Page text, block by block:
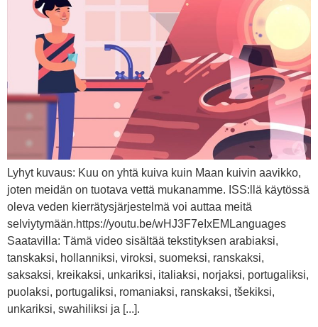
Lyhyt kuvaus: Kuu on yhtä kuiva kuin Maan kuivin aavikko,
joten meidän on tuotava vettä mukanamme. ISS:llä käytössä
oleva veden kierrätysjärjestelmä voi auttaa meitä
selviytymään.https://youtu.be/wHJ3F7eIxEMLanguages
Saatavilla: Tämä video sisältää tekstityksen arabiaksi,
tanskaksi, hollanniksi, viroksi, suomeksi, ranskaksi,
saksaksi, kreikaksi, unkariksi, italiaksi, norjaksi, portugaliksi,
puolaksi, portugaliksi, romaniaksi, ranskaksi, tšekiksi,
unkariksi, swahiliksi ja [...].